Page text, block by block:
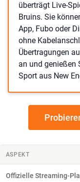
überträgt Live-
Bruins. Sie
App, Fubo oder
ohne
Übertragungen
an und genießen
Sport aus New
ASPEKT
Offizielle Streaming-